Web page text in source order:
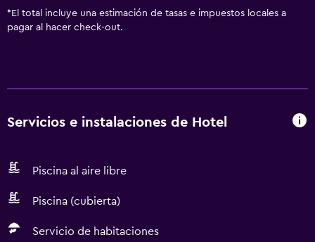
* El total incluye una estimación de tasas e impuestos locales a
pagar al hacer check-out.
Servicios e instalaciones de Hotel
Piscina al aire libre
Piscina (cubierta)
Servicio de habitaciones